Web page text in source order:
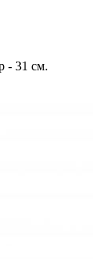
- 31 см.